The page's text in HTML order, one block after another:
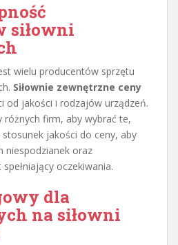
siłowni
wielu producentów sprzętu
Siłownie zewnętrzne ceny
od jakości i rodzajów urządzeń.
firm, aby wybrać te,
jakości do ceny, aby
niespodzianek oraz
oczekiwania.
dla
na siłowni